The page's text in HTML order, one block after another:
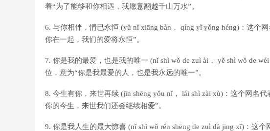
着“为了能够和你相遇，我愿意翻越千山万水”。
6. 与你相伴，情已永恒 (yǔ nǐ xiāng bàn， qíng yǐ yǒng héng)：这个
你在一起，我们的爱将永恒”。
7. 你是我的最爱，也是我的唯一 (nǐ shì wǒ de zuì ài， yě shì wǒ de
位，意为“你是我最爱的人，也是我永远的唯一”。
8. 今生有你，来世再续 (jīn shēng yǒu nǐ， lái shì zài xù)：这个网名
你的今生，来世我们还会继续相爱”。
9. 你是我人生的最大惊喜 (nǐ shì wǒ rén shēng de zuì dà jīng xǐ)：这